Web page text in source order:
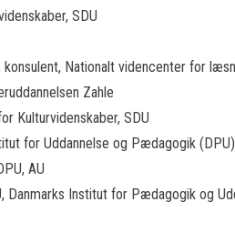
SDU
Nationalt videncenter for
Zahle
Kulturvidenskaber, SDU
for Uddannelse og Pædagogik
AU
Danmarks Institut for Pædagogik og